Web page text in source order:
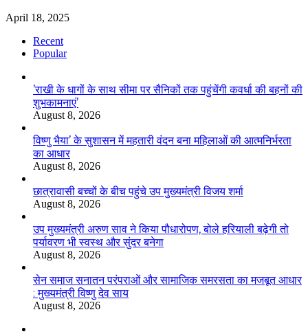
April 18, 2025
Recent
Popular
’राखी के धागों के साथ सीमा पर सैनिकों तक पहुंचेंगी कवर्धा की बहनों की
शुभकामनाएं’
August 8, 2026
विष्णु भैया’ के सुशासन में महतारी वंदन बना महिलाओं की आत्मनिर्भरता
का आधार
August 8, 2026
छात्रावासी बच्चों के बीच पहुंचे उप मुख्यमंत्री विजय शर्मा
August 8, 2026
उप मुख्यमंत्री अरुण साव ने किया पौधारोपण, बोले हरियाली बढ़ेगी तो
पर्यावरण भी स्वस्थ और सुंदर बनेगा
August 8, 2026
सेन समाज सनातन परंपराओं और सामाजिक समरसता का मजबूत आधार
: मुख्यमंत्री विष्णु देव साय
August 8, 2026